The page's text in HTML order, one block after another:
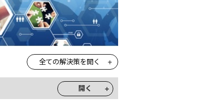
全ての解決策を開く
開く